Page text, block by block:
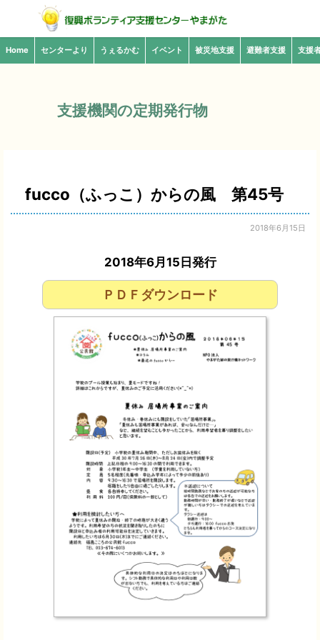
Home センターより うぇるかむ イベント 被災地支援 避難者支援 支援
支援機関の定期発行物
fucco（ふっこ）からの風 第45号
2018年6月15日
2018年6月15日発行
ＰＤＦダウンロード